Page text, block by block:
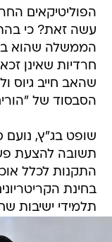
הפוליטיקאים
עשה זאת? כי
הממשלה שהוא
חרדיות שאינן
שהאב חייב גיוס
הסבסוד של
שופט בג"ץ,
תשובה להצעת
התקנות לכלל
בחינת
תלמידי ישיבות